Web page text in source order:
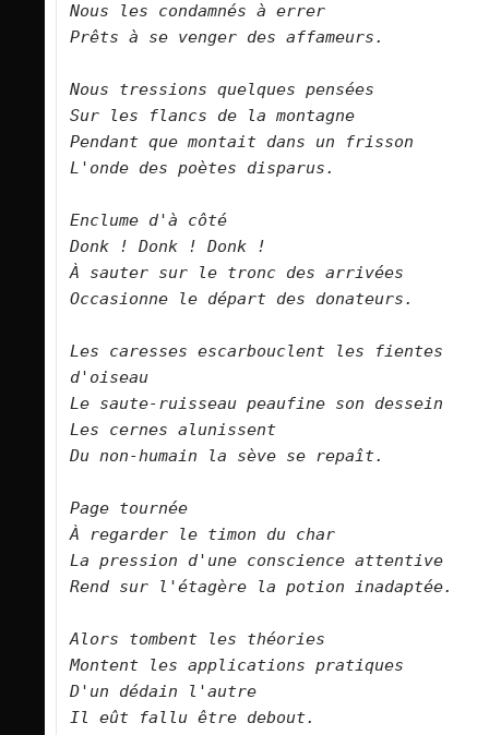
Nous les condamnés à errer
Prêts à se venger des affameurs.
Nous tressions quelques pensées
Sur les flancs de la montagne
Pendant que montait dans un frisson
L'onde des poètes disparus.
Enclume d'à côté
Donk ! Donk ! Donk !
À sauter sur le tronc des arrivées
Occasionne le départ des donateurs.
Les caresses escarbouclent les fientes
d'oiseau
Le saute-ruisseau peaufine son dessein
Les cernes alunissent
Du non-humain la sève se repaît.
Page tournée
À regarder le timon du char
La pression d'une conscience attentive
Rend sur l'étagère la potion inadaptée.
Alors tombent les théories
Montent les applications pratiques
D'un dédain l'autre
Il eût fallu être debout.